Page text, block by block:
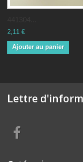
2,11 €
Ajouter au panier
Lettre